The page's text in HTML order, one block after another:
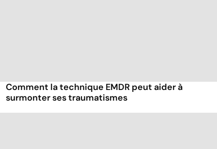
Comment la technique EMDR peut aider à
surmonter ses traumatismes